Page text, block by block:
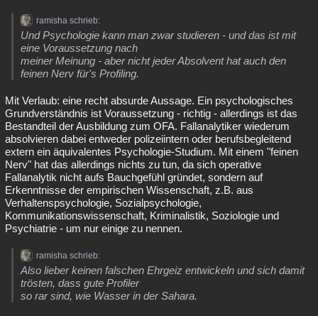
ramisha schrieb:
Und Psychologie kann man zwar studieren - und das ist mit
eine Voraussetzung nach
meiner Meinung - aber nicht jeder Absolvent hat auch den
feinen Nerv für's Profiling.
Mit Verlaub: eine recht absurde Aussage. Ein psychologisches
Grundverständnis ist Voraussetzung - richtig - allerdings ist das
Bestandteil der Ausbildung zum OFA. Fallanalytiker wiederum
absolvieren dabei entweder polizeiintern oder berufsbegleitend
extern ein äquivalentes Psychologie-Studium. Mit einem "feinen
Nerv" hat das allerdings nichts zu tun, da sich operative
Fallanalytik nicht aufs Bauchgefühl gründet, sondern auf
Erkenntnisse der empirischen Wissenschaft, z.B. aus
Verhaltenspsychologie, Sozialpsychologie,
Kommunikationswissenschaft, Kriminalistik, Soziologie und
Psychiatrie - um nur einige zu nennen.
ramisha schrieb:
Also lieber keinen falschen Ehrgeiz entwickeln und sich damit
trösten, dass gute Profiler
so rar sind, wie Wasser in der Sahara.